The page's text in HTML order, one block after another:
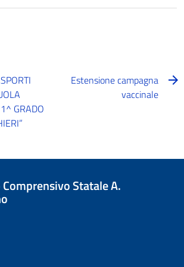
GRADO
Estensione campagna
vaccinale
Statale A.